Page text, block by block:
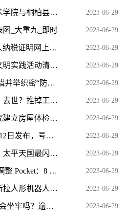
快消息！河南大学武术学院与桐柏县深化校地合作 推动全民健身迈上新台阶 2023-06-29
图_大重九_即时 2023-06-29
个人纳税证明app_个人纳税证明网上打印 2023-06-29
叮咚！四团镇新时代文明实践活动清单（7月）已派送，请查收！-天天播报 2023-06-29
汛期来临 太保服务多措并举织密“防护网” 2023-06-29
36岁郑欣宜被传失踪、去世？推掉工作玩隐身或想自立门户 2023-06-29
住建部部长刊文：研究建立房屋体检、养老、保险三项制度-焦点热闻 2023-06-29
荣耀Magic V2官宣7月12日发布，号称将“带来革命性折叠屏体验” 2023-06-29
英王陈玉成寿州被俘：太平天国最闪耀的将星悲情落幕 每日消息 2023-06-29
世界百事通！Mozilla 调整 Pocket：8 月 15 日起强制要求 Firefox 账号登录 2023-06-29
近水楼台先得月，特斯拉人形机器人或将在墨西哥代工！ 2023-06-29
小赢卡贷逾期5年没还会坐牢吗？逾期5年的利息是多少？-环球视讯 2023-06-29